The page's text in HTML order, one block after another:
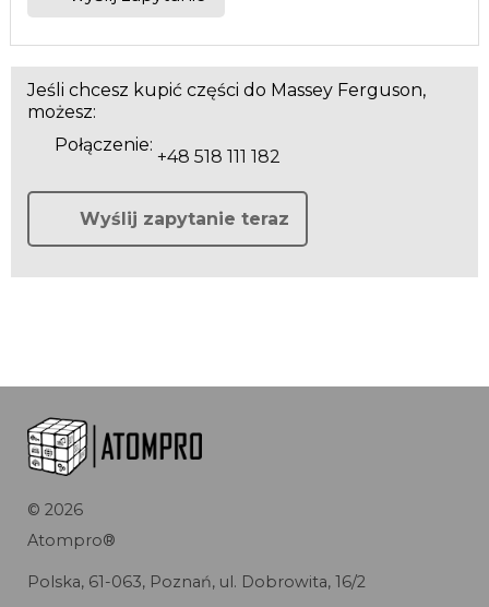
Jeśli chcesz kupić części do Massey Ferguson,
możesz:
Połączenie:
+48 518 111 182
Wyślij zapytanie teraz
© 2026
Atompro®
Polska, 61-063, Poznań, ul. Dobrowita, 16/2